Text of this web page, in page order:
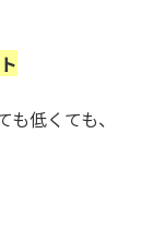
低くても、